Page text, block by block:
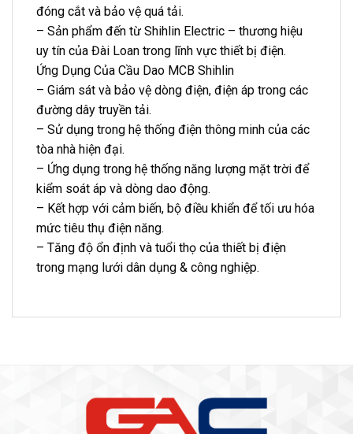
đóng cắt và bảo vệ quá tải.
– Sản phẩm đến từ Shihlin Electric – thương hiệu
uy tín của Đài Loan trong lĩnh vực thiết bị điện.
Ứng Dụng Của Cầu Dao MCB Shihlin
– Giám sát và bảo vệ dòng điện, điện áp trong các
đường dây truyền tải.
– Sử dụng trong hệ thống điện thông minh của các
tòa nhà hiện đại.
– Ứng dụng trong hệ thống năng lượng mặt trời để
kiểm soát áp và dòng dao động.
– Kết hợp với cảm biến, bộ điều khiển để tối ưu hóa
mức tiêu thụ điện năng.
– Tăng độ ổn định và tuổi thọ của thiết bị điện
trong mạng lưới dân dụng & công nghiệp.